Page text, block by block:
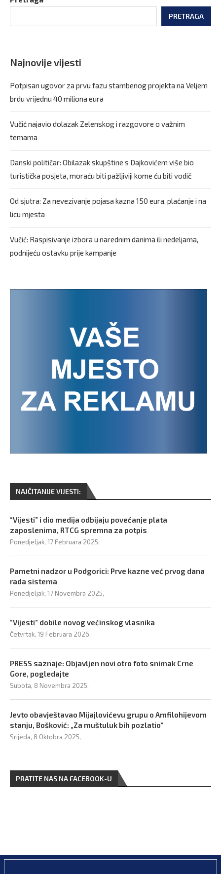
PRETRAGA
Najnovije vijesti
Potpisan ugovor za prvu fazu stambenog projekta na Veljem
brdu vrijednu 40 miliona eura
Vučić najavio dolazak Zelenskog i razgovore o važnim
temama
Danski političar: Obilazak skupštine s Dajkovićem više bio
turistička posjeta, moraću biti pažljiviji kome ću biti vodič
Od sjutra: Za nevezivanje pojasa kazna 150 eura, plaćanje i na
licu mjesta
Vučić: Raspisivanje izbora u narednim danima ili nedeljama,
podnijeću ostavku prije kampanje
NAJČITANIJE VIJESTI:
“Vijesti” i dio medija odbijaju povećanje plata
zaposlenima, RTCG spremna za potpis
Ponedjeljak, 17 Februara 2025,
Pametni nadzor u Podgorici: Prve kazne već prvog dana
rada sistema
Ponedjeljak, 17 Novembra 2025,
“Vijesti” dobile novog većinskog vlasnika
Četvrtak, 19 Februara 2026,
PRESS saznaje: Objavljen novi otro foto snimak Crne
Gore, pogledajte
Subota, 8 Novembra 2025,
Jevto obavještavao Mijajlovićevu grupu o Amfilohijevom
stanju, Bošković: „Za muštuluk bih pozlatio“
Srijeda, 8 Oktobra 2025,
PRATITE NAS NA FACEBOOK-U